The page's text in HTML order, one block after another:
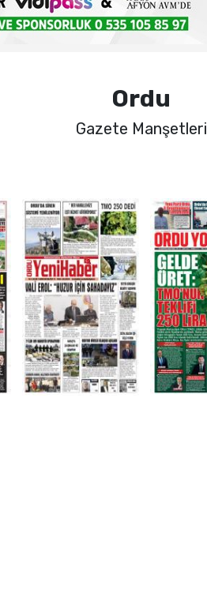
Ordu
Gazete Manşetleri